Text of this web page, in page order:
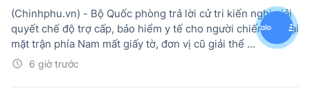
6 giờ trước
(Chinhphu.vn) - Bộ Quốc phòng trả lời cử tri kiến nghị giải
quyết chế độ trợ cấp, bảo hiểm y tế cho người chiến đấu tại
mặt trận phía Nam mất giấy tờ, đơn vị cũ giải thể ...